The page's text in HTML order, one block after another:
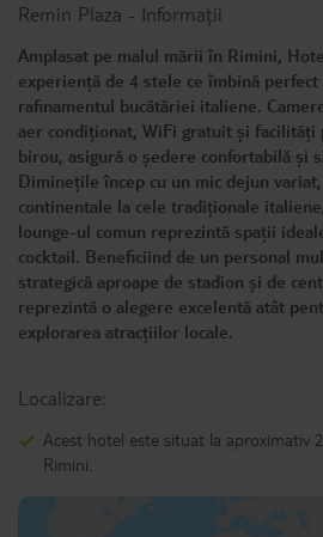
Remin Plaza - Informații
Amplasat pe malul mării în Rimini,
experiență de 4 stele ce îmbină perfect
rafinamentul bucătăriei italiene.
aer condiționat, WiFi gratuit și facilități
birou, asigură o ședere confortabilă și
Diminețile încep cu un mic dejun
continentale la cele tradiționale
lounge-ul comun reprezintă spații
cocktail. Beneficiind de un personal
strategică aproape de stadion și de
reprezintă o alegere excelentă atât
explorarea atracțiilor locale.
Localizare:
Acest hotel este situat la aproximativ
Rimini.